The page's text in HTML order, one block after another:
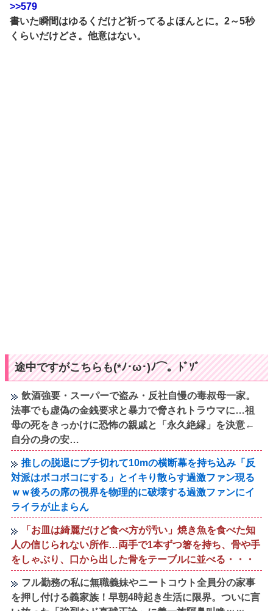
>>579
書いた瞬間はゆるくだけど祈ってるよほんとに。2～5秒
くらいだけどさ。他意はない。
途中ですがこちらも(*ﾉ･ω･)ﾉ⌒。ﾄﾞｿﾞ
飲酒強要・スーパーで盗み・反社自慢の毒叔母一家。
法事でも虚偽の金銭要求と暴力で脅されトラウマに…祖
母の死をきっかけに恐怖の親戚と「永久絶縁」を決意←
自分の身の安…
推しの脱退にブチ切れて10mの横断幕を持ち込み「反
対派はボコボコにする」とイキり散らす過激ファン現る
ｗｗ後ろの席の視界を物理的に破壊する過激ファンにイ
ライラが止まらん
「お皿は綺麗だけど食べ方が汚い」焼き魚を食べた知
人の信じられない所作…両手で1本ずつ箸を持ち、骨や手
をしゃぶり、口から出した骨をテーブルに並べる・・・
フル勤務の私に無職義妹やニートコウト全員分の家事
を押し付ける義家族！早朝4時起き生活に限界。ついに言